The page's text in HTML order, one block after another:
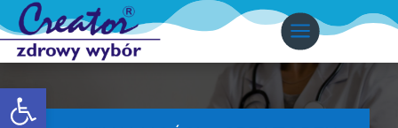
Otwórz pasek narzędzi